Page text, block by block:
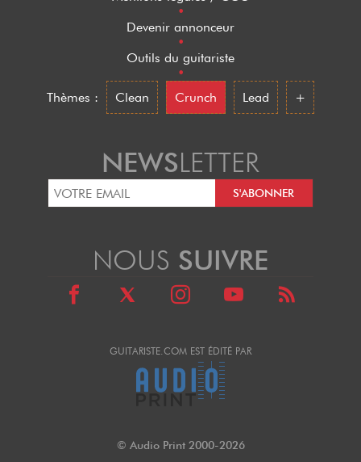
•
Devenir annonceur
•
Outils du guitariste
•
Thèmes :
Clean Crunch Lead +
NEWSLETTER
GUITARISTE.COM EST ÉDITÉ PAR
NOUS SUIVRE
© Audio Print 2000-2026